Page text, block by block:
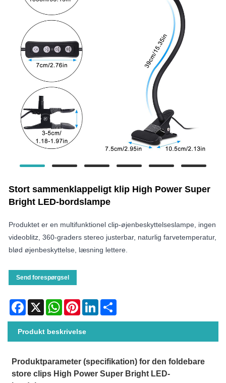
Stort sammenklappeligt klip High Power Super
Bright LED-bordslampe
Produktet er en multifunktionel clip-øjenbeskyttelseslampe, ingen
videoblitz, 360-graders stereo justerbar, naturlig farvetemperatur,
blød øjenbeskyttelse, læsning lettere.
Send forespørgsel
Facebook
X WhatsAppPinterestLinkedIn
Produkt beskrivelse
Produktparameter (specifikation) for den foldebare
store clips High Power Super Bright LED-